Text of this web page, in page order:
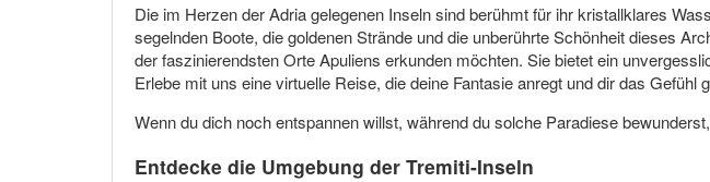
Die im Herzen der Adria gelegenen Inseln sind berühmt für ihr kristallklares
segelnden Boote, die goldenen Strände und die unberührte Schönheit dieses
der faszinierendsten Orte Apuliens erkunden möchten. Sie bietet ein
Erlebe mit uns eine virtuelle Reise, die deine Fantasie anregt und dir das Gefühl
Wenn du dich noch entspannen willst, während du solche Paradiese
Entdecke die Umgebung der Tremiti-Inseln